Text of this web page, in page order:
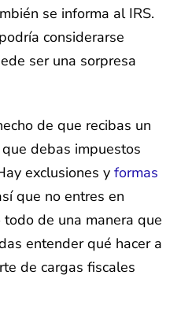
se informa al IRS.
considerarse
ser una sorpresa
de que recibas un
debas impuestos
exclusiones y formas
que no entres en
de una manera que
entender qué hacer a
de cargas fiscales